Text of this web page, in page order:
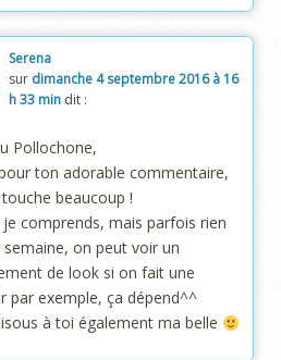
Serena
sur dimanche 4 septembre 2016 à 16
h 33 min dit :
Pollochone,
ton adorable commentaire,
beaucoup !
comprends, mais parfois rien
semaine, on peut voir un
de look si on fait une
par exemple, ça dépend^^
à toi également ma belle